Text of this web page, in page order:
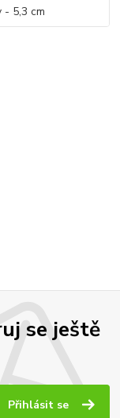
- 5,3 cm
se ještě
Přihlásit se